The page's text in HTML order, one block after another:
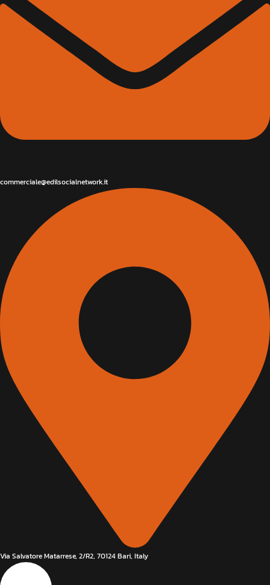
commerciale@edilsocialnetwork.it
Via Salvatore Matarrese, 2/R2, 70124 Bari, Italy